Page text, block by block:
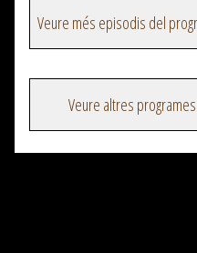
Veure altres